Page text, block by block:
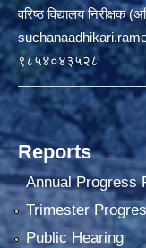
वरिष्ठ विद्यालय निरीक्षक
९८५४०४३५२८
Reports
Annual Progress
Trimester
Public Hearing